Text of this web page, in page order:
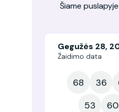
Šiame
Gegužės 28,
Žaidimo data
68 36
53
60